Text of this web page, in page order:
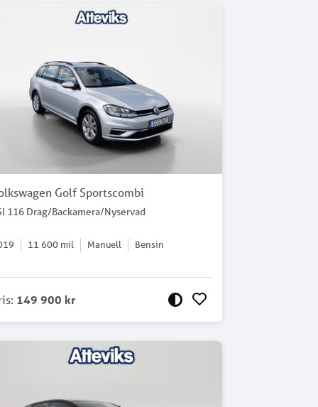
Golf Sportscombi
116 Drag/Backamera/Nyservad
11 600mil Manuell Bensin
: 149 900 kr